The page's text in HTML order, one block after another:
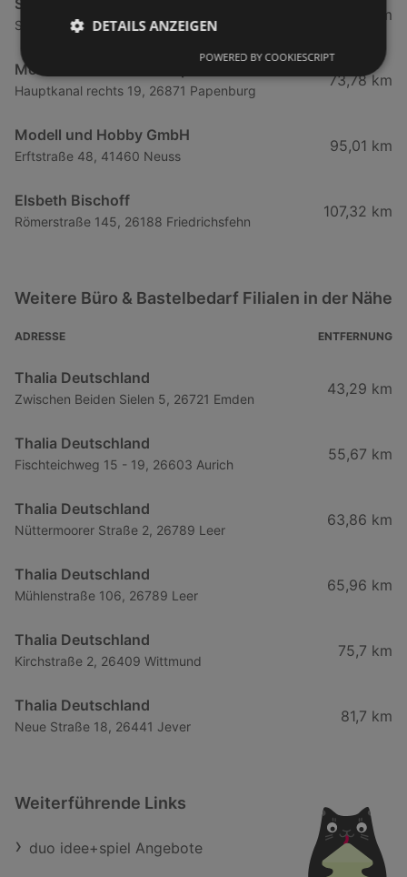
Sumpelweg 3, 26427 Stedesdorf
66,38 km
Monster Zauber Lebenspunkte GmbH
Hauptkanal rechts 19, 26871 Papenburg
73,78 km
Modell und Hobby GmbH
Erftstraße 48, 41460 Neuss
95,01 km
Elsbeth Bischoff
Römerstraße 145, 26188 Friedrichsfehn
107,32 km
Weitere Büro & Bastelbedarf Filialen in der Nähe
ADRESSE ENTFERNUNG
Thalia Deutschland
Zwischen Beiden Sielen 5, 26721 Emden
43,29 km
Thalia Deutschland
Fischteichweg 15 - 19, 26603 Aurich
55,67 km
Thalia Deutschland
Nüttermoorer Straße 2, 26789 Leer
63,86 km
Thalia Deutschland
Mühlenstraße 106, 26789 Leer
65,96 km
Thalia Deutschland
Kirchstraße 2, 26409 Wittmund
75,7 km
Thalia Deutschland
Neue Straße 18, 26441 Jever
81,7 km
Weiterführende Links
duo idee+spiel Angebote
DETAILS ANZEIGEN
POWERED BY COOKIESCRIPT